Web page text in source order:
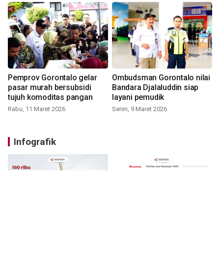
Pemprov Gorontalo gelar
pasar murah bersubsidi
tujuh komoditas pangan
Rabu, 11 Maret 2026
Ombudsman Gorontalo nilai
Bandara Djalaluddin siap
layani pemudik
Senin, 9 Maret 2026
Infografik